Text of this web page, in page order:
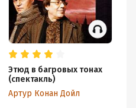
Этюд в багровых тонах
(спектакль)
Артур Конан Дойл